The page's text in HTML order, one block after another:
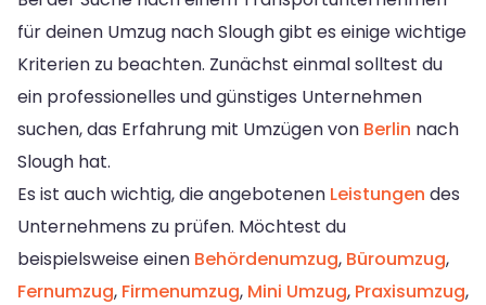
für deinen Umzug nach Slough gibt es einige wichtige
Kriterien zu beachten. Zunächst einmal solltest du
ein professionelles und günstiges Unternehmen
suchen, das Erfahrung mit Umzügen von Berlin nach
Slough hat.
Es ist auch wichtig, die angebotenen Leistungen des
Unternehmens zu prüfen. Möchtest du
beispielsweise einen Behördenumzug, Büroumzug,
Fernumzug, Firmenumzug, Mini Umzug, Praxisumzug,